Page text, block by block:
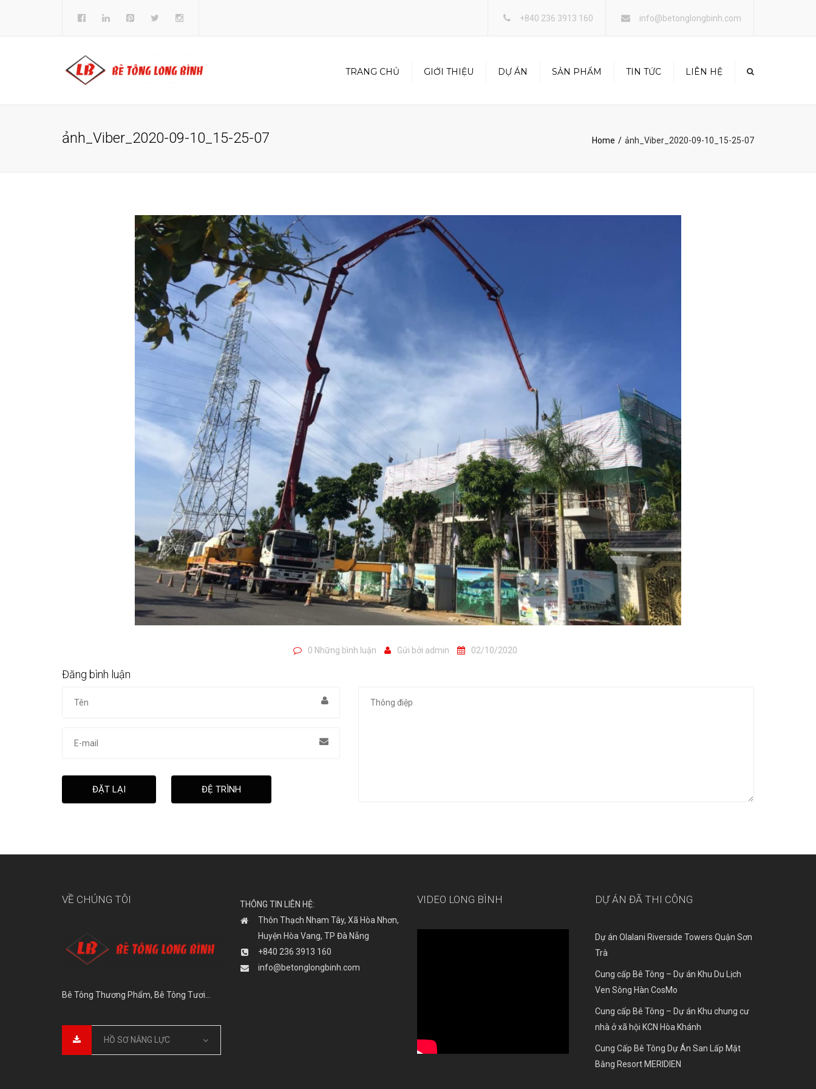
+840 236 3913 160 info@betonglongbinh.com
TRANG CHỦ GIỚI THIỆU DỰ ÁN SẢN PHẨM
SAN LẤP MẶT BẰNG TẠI
TIN TỨC LIÊN HỆ
ảnh_Viber_2020-09-10_15-25-07 Home ảnh_Viber_2020-09-10_15-25-07
0 Những bình luận Gửi bởi admin 02/10/2020
Đăng bình luận
ĐẶT LẠI ĐỆ TRÌNH
VỀ CHÚNG TÔI
Bê Tông Thương Phẩm, Bê Tông Tươi…
HỒ SƠ NĂNG LỰC
THÔNG TIN LIÊN HỆ:
Thôn Thạch Nham Tây, Xã Hòa Nhơn,
Huyện Hòa Vang, TP Đà Nẵng
+840 236 3913 160
info@betonglongbinh.com
VIDEO LONG BÌNH DỰ ÁN ĐÃ THI CÔNG
Dự án Olalani Riverside Towers Quận Sơn
Trà
Cung cấp Bê Tông – Dự án Khu Du Lịch
Ven Sông Hàn CosMo
Cung cấp Bê Tông – Dự án Khu chung cư
nhà ở xã hội KCN Hòa Khánh
Cung Cấp Bê Tông Dự Án San Lấp Mặt
Bằng Resort MERIDIEN